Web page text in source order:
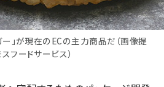
」が現在のECの主力商品だ（画像提
スフードサービス）